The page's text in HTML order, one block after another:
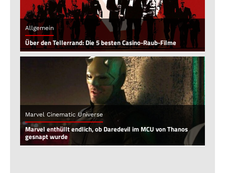
Allgemein
Über den Tellerrand: Die 5 besten Casino-Raub-Filme
Marvel Cinematic Universe
Marvel enthüllt endlich, ob Daredevil im MCU von Thanos
gesnapt wurde